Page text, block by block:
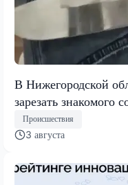
В Нижегородской
зарезать знакомого
Происшествия
3 августа